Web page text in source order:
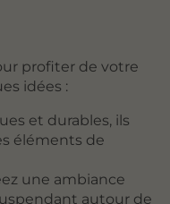
profiter de votre
idées :
et durables, ils
éléments de
une ambiance
autour de